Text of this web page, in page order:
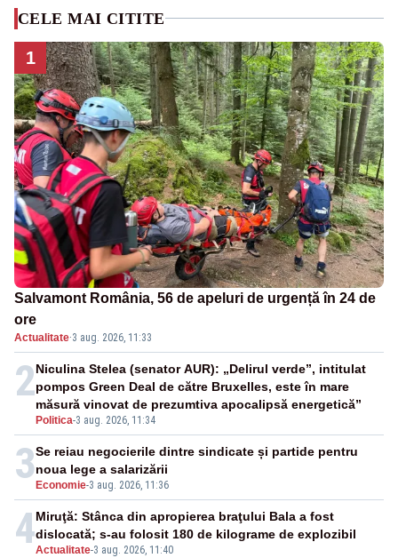
CELE MAI CITITE
1
Salvamont România, 56 de apeluri de urgență în 24 de
ore
Actualitate·3 aug. 2026, 11:33
2
Politica-3 aug. 2026, 11:34
Niculina Stelea (senator AUR): „Delirul verde”, intitulat
pompos Green Deal de către Bruxelles, este în mare
măsură vinovat de prezumtiva apocalipsă energetică”
3 Economie-3 aug. 2026, 11:36
Se reiau negocierile dintre sindicate și partide pentru
noua lege a salarizării
4Actualitate-3 aug. 2026, 11:40
Miruţă: Stânca din apropierea braţului Bala a fost
dislocată; s-au folosit 180 de kilograme de explozibil